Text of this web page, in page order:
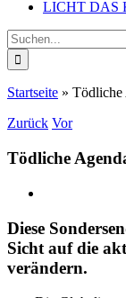
LICHT DAS
Suche
nach:
Startseite » Tödliche
Zurück Vor
Tödliche
Diese
Sicht auf die
verändern.